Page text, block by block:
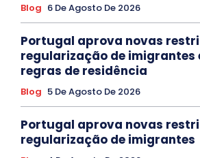
Blog 6 De Agosto De 2026
Portugal aprova novas
regularização de imigrantes
regras de residência
Blog 5 De Agosto De 2026
Portugal aprova novas
regularização de imigrantes